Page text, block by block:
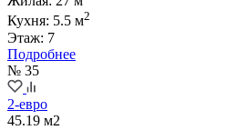
Кухня: 5.5 м2
Этаж: 7
Подробнее
№ 35
2-евро
45.19 м2